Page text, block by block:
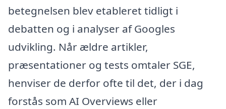
betegnelsen blev etableret tidligt i
debatten og i analyser af Googles
udvikling. Når ældre artikler,
præsentationer og tests omtaler SGE,
henviser de derfor ofte til det, der i dag
forstås som AI Overviews eller